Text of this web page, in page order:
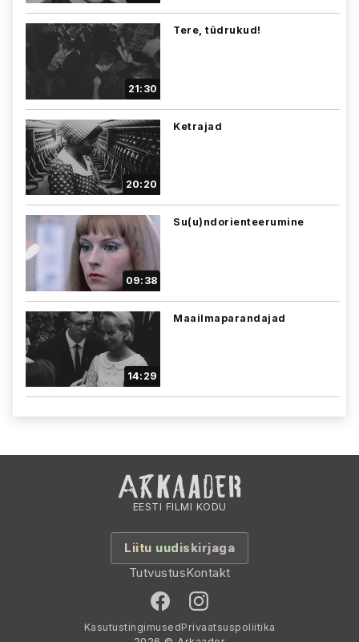
21:30
Tere, tüdrukud!
20:20
Ketrajad
09:38
Su(u)ndorienteerumine
14:29
Maailmaparandajad
EESTI FILMI KODU
Liitu uudiskirjaga
TutvustusKontakt
KasutustingimusedPrivaatsuspoliitika